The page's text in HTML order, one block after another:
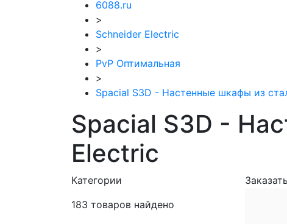
6088.ru
>
Schneider Electric
>
PvP Оптимальная
>
Spacial S3D - Настенные шкафы из
Spacial S3D -
Electric
Категории
183 товаров найдено